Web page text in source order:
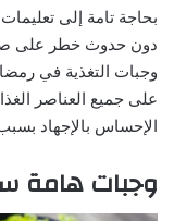
بحاجة تامة إلى
دون حدوث خطر على
وجبات التغذية في
على جميع العناصر
الإحساس بالإجهاد
وجبات هامة